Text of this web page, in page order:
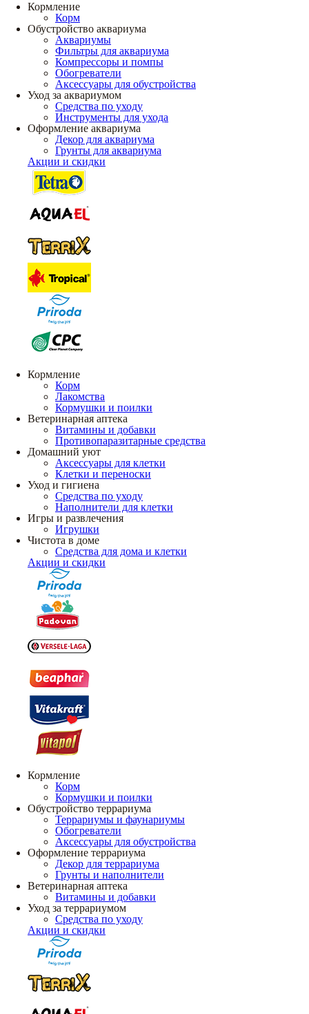
Кормление
Корм
Обустройство аквариума
Аквариумы
Фильтры для аквариума
Компрессоры и помпы
Обогреватели
Аксессуары для обустройства
Уход за аквариумом
Средства по уходу
Инструменты для ухода
Оформление аквариума
Декор для аквариума
Грунты для аквариума
Акции и скидки
Кормление
Корм
Лакомства
Кормушки и поилки
Ветеринарная аптека
Витамины и добавки
Противопаразитарные средства
Домашний уют
Аксессуары для клетки
Клетки и переноски
Уход и гигиена
Средства по уходу
Наполнители для клетки
Игры и развлечения
Игрушки
Чистота в доме
Средства для дома и клетки
Акции и скидки
Кормление
Корм
Кормушки и поилки
Обустройство террариума
Террариумы и фаунариумы
Обогреватели
Аксессуары для обустройства
Оформление террариума
Декор для террариума
Грунты и наполнители
Ветеринарная аптека
Витамины и добавки
Уход за террариумом
Средства по уходу
Акции и скидки